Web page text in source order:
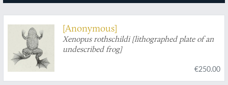
[Anonymous]
Xenopus rothschildi [lithographed plate of an
undescribed frog]
€250.00